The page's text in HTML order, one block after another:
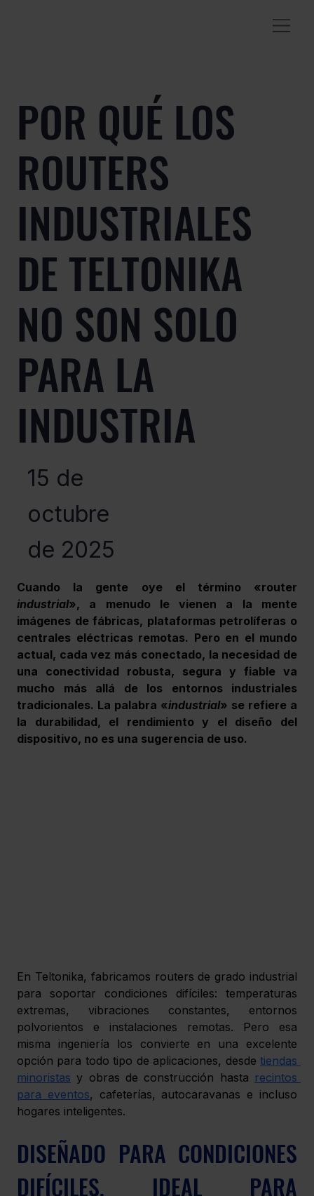
POR QUÉ LOS
ROUTERS
INDUSTRIALES
DE TELTONIKA
NO SON SOLO
PARA LA
INDUSTRIA
15 de
octubre
de 2025
industrial», a menudo le vienen a la mente
imágenes de fábricas, plataformas petrolíferas o
centrales eléctricas remotas. Pero en el mundo
actual, cada vez más conectado, la necesidad de
una conectividad robusta, segura y fiable va
mucho más allá de los entornos industriales
tradicionales. La palabra «industrial» se refiere a
la durabilidad, el rendimiento y el diseño del
dispositivo, no es una sugerencia de uso.
En Teltonika, fabricamos routers de grado industrial
para soportar condiciones difíciles: temperaturas
extremas, vibraciones constantes, entornos
polvorientos e instalaciones remotas. Pero esa
misma ingeniería los convierte en una excelente
opción para todo tipo de aplicaciones, desde tiendas
minoristas y obras de construcción hasta recintos
para eventos, cafeterías, autocaravanas e incluso
hogares inteligentes.
DISEÑADO PARA CONDICIONES
DIFÍCILES, IDEAL PARA